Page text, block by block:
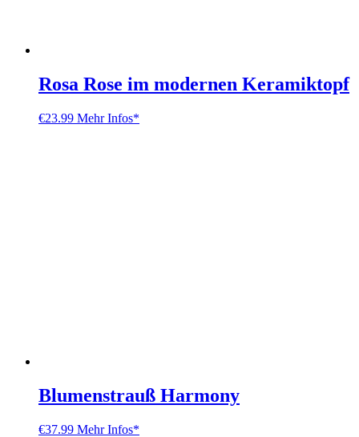
Rosa Rose im modernen Keramiktopf
€23.99 Mehr Infos*
Blumenstrauß Harmony
€37.99 Mehr Infos*